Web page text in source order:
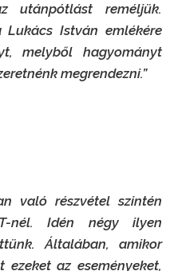
utánpótlást reméljük.
István emlékére
melyből hagyományt
megrendezni.”
való részvétel szintén
nél. Idén négy ilyen
Általában, amikor
az eseményeket,